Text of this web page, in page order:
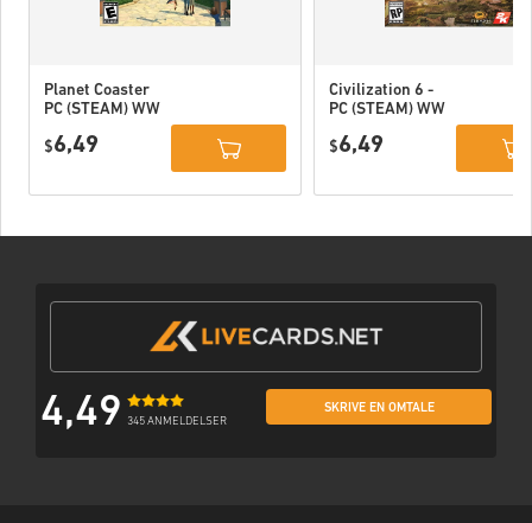
Planet Coaster
PC (STEAM) WW
$6,49
Civilization 6 -
PC (STEAM) WW
$6,49
4,49 345 ANMELDELSER
SKRIVE EN OMTALE